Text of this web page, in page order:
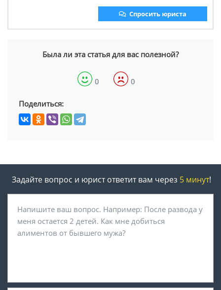
Спросить юриста
Была ли эта статья для вас полезной?
0 0
Поделиться:
Задайте вопрос и юрист ответит вам через 5 минут!